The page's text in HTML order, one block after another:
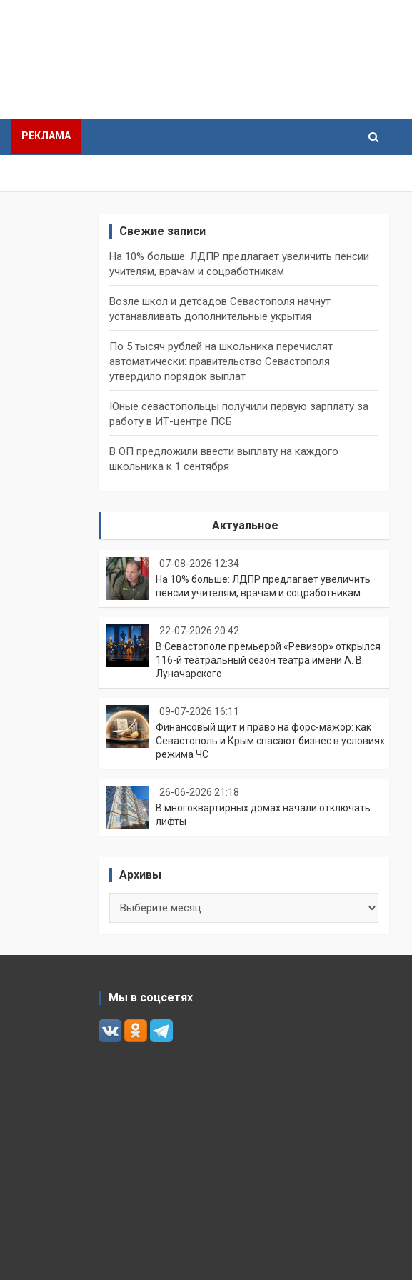
РЕКЛАМА
Свежие записи
На 10% больше: ЛДПР предлагает увеличить пенсии
учителям, врачам и соцработникам
Возле школ и детсадов Севастополя начнут
устанавливать дополнительные укрытия
По 5 тысяч рублей на школьника перечислят
автоматически: правительство Севастополя
утвердило порядок выплат
Юные севастопольцы получили первую зарплату за
работу в ИТ-центре ПСБ
В ОП предложили ввести выплату на каждого
школьника к 1 сентября
Актуальное
07-08-2026 12:34
На 10% больше: ЛДПР предлагает увеличить
пенсии учителям, врачам и соцработникам
22-07-2026 20:42
В Севастополе премьерой «Ревизор» открылся
116-й театральный сезон театра имени А. В.
Луначарского
09-07-2026 16:11
Финансовый щит и право на форс-мажор: как
Севастополь и Крым спасают бизнес в условиях
режима ЧС
26-06-2026 21:18
В многоквартирных домах начали отключать
лифты
Архивы
Мы в соцсетях